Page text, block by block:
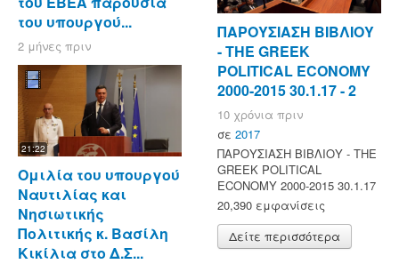
του υπουργού...
2 μήνες πριν
21:22
Ομιλία του υπουργού
Ναυτιλίας και
Νησιωτικής
Πολιτικής κ. Βασίλη
Κικίλια στο Δ.Σ...
ΠΑΡΟΥΣΙΑΣΗ ΒΙΒΛΙΟΥ
- ΤΗΕ GREEK
POLITICAL ECONOMY
2000-2015 30.1.17 - 2
10 χρόνια πριν
σε 2017
ΠΑΡΟΥΣΙΑΣΗ ΒΙΒΛΙΟΥ - ΤΗΕ
GREEK POLITICAL
ECONOMY 2000-2015 30.1.17
20,390 εμφανίσεις
Δείτε περισσότερα